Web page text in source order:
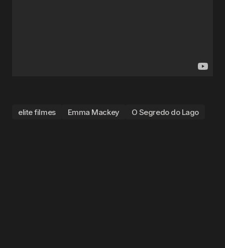
elite filmes Emma Mackey O Segredo do Lago